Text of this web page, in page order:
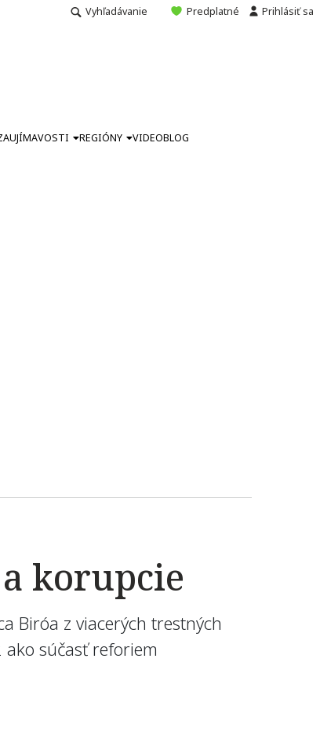
Vyhľadávanie Predplatné Prihlásiť sa
REGIÓNY VIDEOBLOG
korupcie
Biróa z viacerých trestných
súčasť reforiem